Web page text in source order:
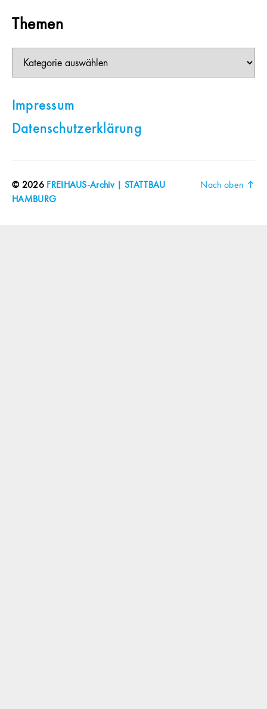
Themen
Impressum
Datenschutzerklärung
© 2026 FREIHAUS-Archiv | STATTBAU
HAMBURG
Nach oben ↑